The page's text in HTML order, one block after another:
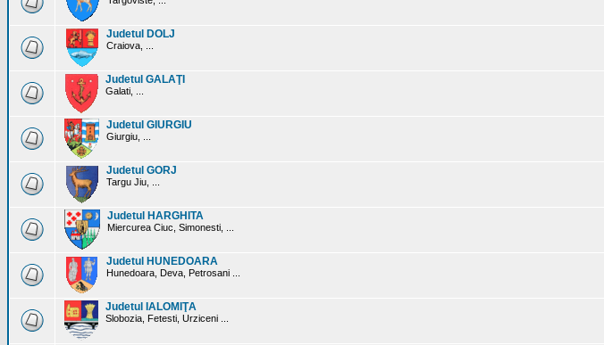
Judetul DOLJ
Craiova, ...
Judetul GALAŢI
Galati, ...
Judetul GIURGIU
Giurgiu, ...
Judetul GORJ
Targu Jiu, ...
Judetul HARGHITA
Miercurea Ciuc, Simonesti, ...
Judetul HUNEDOARA
Hunedoara, Deva, Petrosani ...
Judetul IALOMIŢA
Slobozia, Fetesti, Urziceni ...